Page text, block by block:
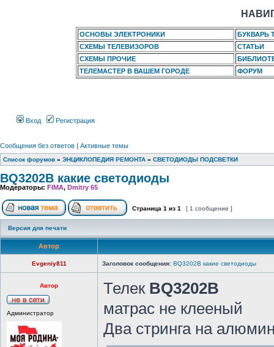
ОСНОВЫ ЭЛЕКТРОНИКИ
БУКВАРЬ
СХЕМЫ ТЕЛЕВИЗОРОВ
СТАТЬИ
СХЕМЫ ПРОЧИЕ
ТЕЛЕМАСТЕР В ВАШЕМ ГОРОДЕ
ФОРУМ
Вход Регистрация
Сообщения без ответов | Активные темы
Список форумов » ЭНЦИКЛОПЕДИЯ РЕМОНТА » СВЕТОДИОДЫ ПОДСВЕТКИ
BQ3202B какие светодиоды
Модераторы: FIMA, Dmitry 65
Страница 1 из 1 [ 1 сообщение ]
Версия для печати
Автор
Evgeniy811 Заголовок сообщения: BQ3202B какие светодиоды
Автор
Администратор
Телек BQ3202B
матрас не клееный
Два стринга на